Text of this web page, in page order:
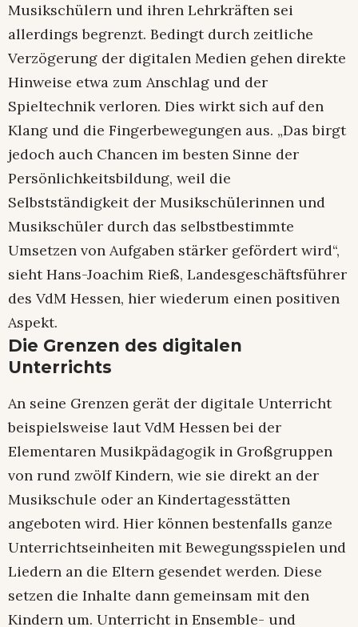
Musikschülern und ihren Lehrkräften sei
allerdings begrenzt. Bedingt durch zeitliche
Verzögerung der digitalen Medien gehen direkte
Hinweise etwa zum Anschlag und der
Spieltechnik verloren. Dies wirkt sich auf den
Klang und die Fingerbewegungen aus. „Das birgt
jedoch auch Chancen im besten Sinne der
Persönlichkeitsbildung, weil die
Selbstständigkeit der Musikschülerinnen und
Musikschüler durch das selbstbestimmte
Umsetzen von Aufgaben stärker gefördert wird“,
sieht Hans-Joachim Rieß, Landesgeschäftsführer
des VdM Hessen, hier wiederum einen positiven
Aspekt.
Die Grenzen des digitalen
Unterrichts
An seine Grenzen gerät der digitale Unterricht
beispielsweise laut VdM Hessen bei der
Elementaren Musikpädagogik in Großgruppen
von rund zwölf Kindern, wie sie direkt an der
Musikschule oder an Kindertagesstätten
angeboten wird. Hier können bestenfalls ganze
Unterrichtseinheiten mit Bewegungsspielen und
Liedern an die Eltern gesendet werden. Diese
setzen die Inhalte dann gemeinsam mit den
Kindern um. Unterricht in Ensemble- und